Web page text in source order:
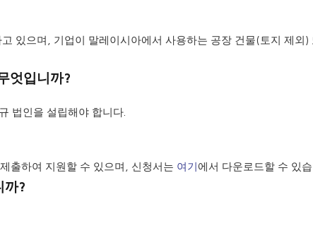
있으며, 기업이 말레이시아에서 사용하는 공장 건물(토지 제외
엇입니까?
법인을 설립해야 합니다.
출하여 지원할 수 있으며, 신청서는 여기에서 다운로드할 수 있습
까?